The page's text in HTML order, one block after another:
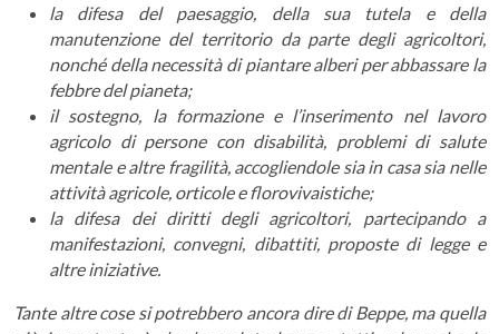
la difesa del paesaggio, della sua tutela e della
manutenzione del territorio da parte degli agricoltori,
nonché della necessità di piantare alberi per abbassare la
febbre del pianeta;
il sostegno, la formazione e l’inserimento nel lavoro
agricolo di persone con disabilità, problemi di salute
mentale e altre fragilità, accogliendole sia in casa sia nelle
attività agricole, orticole e florovivaistiche;
la difesa dei diritti degli agricoltori, partecipando a
manifestazioni, convegni, dibattiti, proposte di legge e
altre iniziative.
Tante altre cose si potrebbero ancora dire di Beppe, ma quella